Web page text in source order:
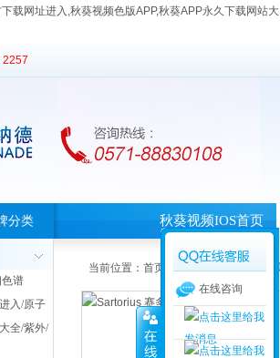
载网址进入,秋葵视频色版APP,秋葵APP永久下载网站大
2257
谱
入/原子
全/紫外/
分类 秋葵视频IOS首页
当前位置： 首页 >品牌中心> Sartorius
在线咨询